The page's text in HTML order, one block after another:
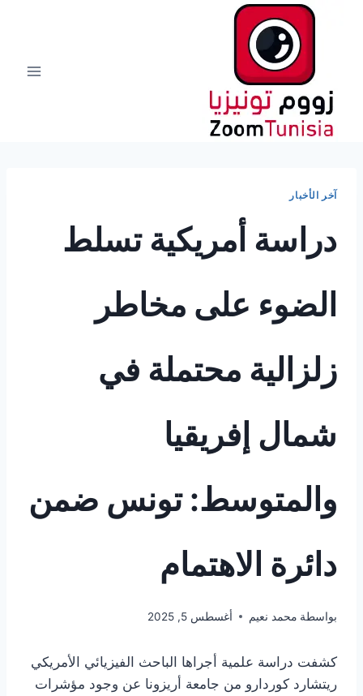
آخر الأخبار
دراسة أمريكية تسلط
الضوء على مخاطر
زلزالية محتملة في
شمال إفريقيا
والمتوسط: تونس ضمن
دائرة الاهتمام
بواسطة محمد نعيم أغسطس 5, 2025
كشفت دراسة علمية أجراها الباحث الفيزيائي الأمريكي
ريتشارد كوردارو من جامعة أريزونا عن وجود مؤشرات